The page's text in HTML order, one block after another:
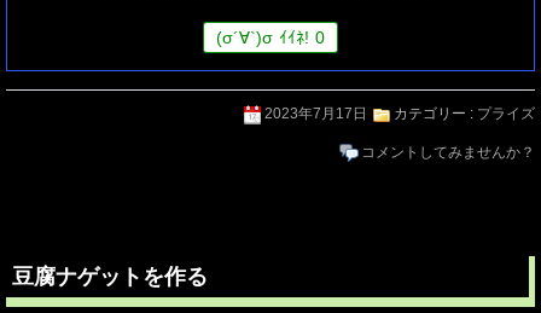
(σ´∀`)σ ｲｲﾈ! 0
2023年7月17日 カテゴリー : プライズ
コメントしてみませんか？
豆腐ナゲットを作る